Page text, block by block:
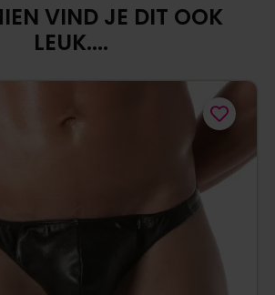
VIND JE DIT OOK
LEUK....